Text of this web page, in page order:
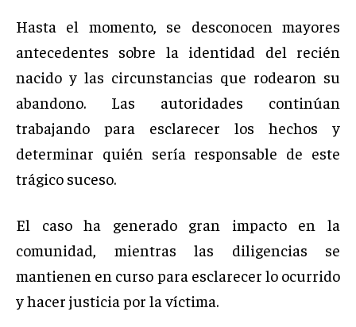
Hasta el momento, se desconocen mayores
antecedentes sobre la identidad del recién
nacido y las circunstancias que rodearon su
abandono. Las autoridades continúan
trabajando para esclarecer los hechos y
determinar quién sería responsable de este
trágico suceso.
El caso ha generado gran impacto en la
comunidad, mientras las diligencias se
mantienen en curso para esclarecer lo ocurrido
y hacer justicia por la víctima.